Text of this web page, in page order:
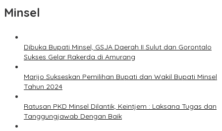
Minsel
Dibuka Bupati Minsel, GSJA Daerah II Sulut dan Gorontalo
Sukses Gelar Rakerda di Amurang
Marijo Sukseskan Pemilihan Bupati dan Wakil Bupati Minsel
Tahun 2024
Ratusan PKD Minsel Dilantik, Keintjem : Laksana Tugas dan
Tanggungjawab Dengan Baik